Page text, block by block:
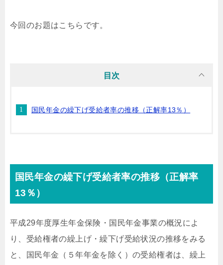
今回のお題はこちらです。
目次
国民年金の繰下げ受給者率の推移（正解率13％）
国民年金の繰下げ受給者率の推移（正解率
13％）
平成29年度厚生年金保険・国民年金事業の概況によ
り、受給権者の繰上げ・繰下げ受給状況の推移をみる
と、国民年金（５年年金を除く）の受給権者は、繰上